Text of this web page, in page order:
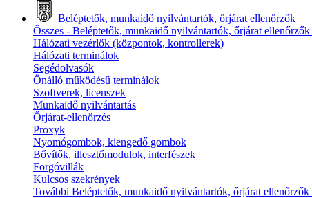
Beléptetők, munkaidő nyilvántartók, őrjárat ellenőrzők
Összes - Beléptetők, munkaidő nyilvántartók, őrjárat ellenőrzők
Hálózati vezérlők (központok, kontrollerek)
Hálózati terminálok
Segédolvasók
Önálló működésű terminálok
Szoftverek, licenszek
Munkaidő nyilvántartás
Őrjárat-ellenőrzés
Proxyk
Nyomógombok, kiengedő gombok
Bővítők, illesztőmodulok, interfészek
Forgóvillák
Kulcsos szekrények
További Beléptetők, munkaidő nyilvántartók, őrjárat ellenőrzők